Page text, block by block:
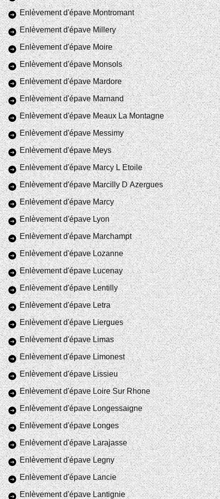
Enlèvement d'épave Montromant
Enlèvement d'épave Millery
Enlèvement d'épave Moire
Enlèvement d'épave Monsols
Enlèvement d'épave Mardore
Enlèvement d'épave Marnand
Enlèvement d'épave Meaux La Montagne
Enlèvement d'épave Messimy
Enlèvement d'épave Meys
Enlèvement d'épave Marcy L Etoile
Enlèvement d'épave Marcilly D Azergues
Enlèvement d'épave Marcy
Enlèvement d'épave Lyon
Enlèvement d'épave Marchampt
Enlèvement d'épave Lozanne
Enlèvement d'épave Lucenay
Enlèvement d'épave Lentilly
Enlèvement d'épave Letra
Enlèvement d'épave Liergues
Enlèvement d'épave Limas
Enlèvement d'épave Limonest
Enlèvement d'épave Lissieu
Enlèvement d'épave Loire Sur Rhone
Enlèvement d'épave Longessaigne
Enlèvement d'épave Longes
Enlèvement d'épave Larajasse
Enlèvement d'épave Legny
Enlèvement d'épave Lancie
Enlèvement d'épave Lantignie